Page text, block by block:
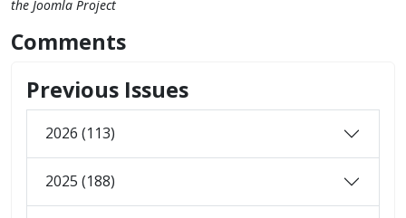
the Joomla Project
Comments
Previous Issues
2026 (113)
2025 (188)